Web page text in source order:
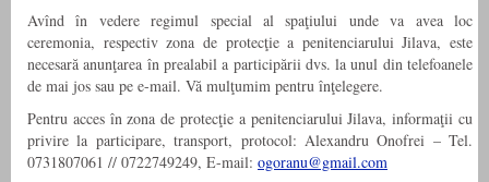
Avînd în vedere regimul special al spaţiului unde va avea loc
ceremonia, respectiv zona de protecţie a penitenciarului Jilava, este
necesară anunţarea în prealabil a participării dvs. la unul din telefoanele
de mai jos sau pe e-mail. Vă mulţumim pentru înţelegere.
Pentru acces în zona de protecţie a penitenciarului Jilava, informaţii cu
privire la participare, transport, protocol: Alexandru Onofrei – Tel.
0731807061 // 0722749249, E-mail: ogoranu@gmail.com